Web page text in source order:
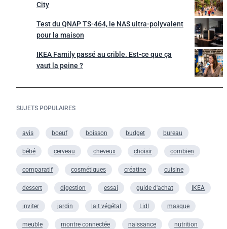
City
Test du QNAP TS-464, le NAS ultra-polyvalent
pour la maison
IKEA Family passé au crible. Est-ce que ça
vaut la peine ?
SUJETS POPULAIRES
avis boeuf boisson budget bureau
bébé cerveau cheveux choisir combien
comparatif cosmétiques créatine cuisine
dessert digestion essai guide d'achat IKEA
inviter jardin lait végétal Lidl masque
meuble montre connectée naissance nutrition